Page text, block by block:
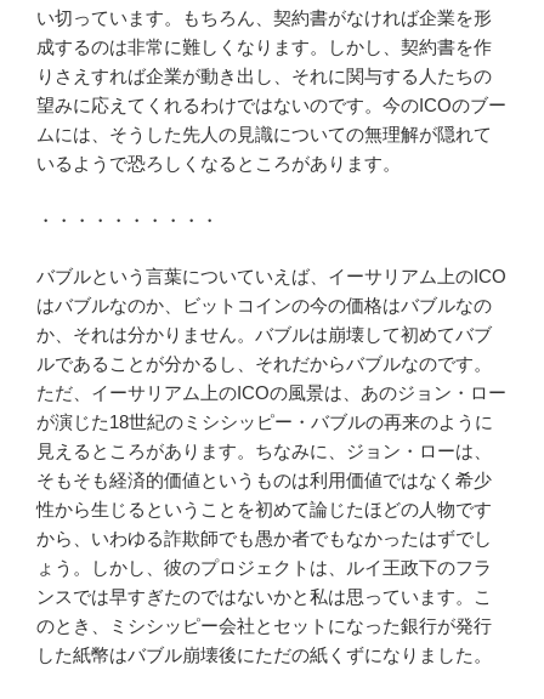
い切っています。もちろん、契約書がなければ企業を形
成するのは非常に難しくなります。しかし、契約書を作
りさえすれば企業が動き出し、それに関与する人たちの
望みに応えてくれるわけではないのです。今のICOのブー
ムには、そうした先人の見識についての無理解が隠れて
いるようで恐ろしくなるところがあります。
・・・・・・・・・・
バブルという言葉についていえば、イーサリアム上のICO
はバブルなのか、ビットコインの今の価格はバブルなの
か、それは分かりません。バブルは崩壊して初めてバブ
ルであることが分かるし、それだからバブルなのです。
ただ、イーサリアム上のICOの風景は、あのジョン・ロー
が演じた18世紀のミシシッピー・バブルの再来のように
見えるところがあります。ちなみに、ジョン・ローは、
そもそも経済的価値というものは利用価値ではなく希少
性から生じるということを初めて論じたほどの人物です
から、いわゆる詐欺師でも愚か者でもなかったはずでし
ょう。しかし、彼のプロジェクトは、ルイ王政下のフラ
ンスでは早すぎたのではないかと私は思っています。こ
のとき、ミシシッピー会社とセットになった銀行が発行
した紙幣はバブル崩壊後にただの紙くずになりました。